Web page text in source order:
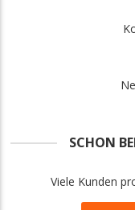
SCHON
Viele Kunden